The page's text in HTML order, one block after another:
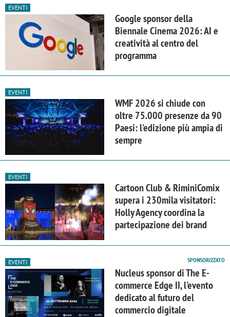
EVENTI
Google sponsor della
Biennale Cinema 2026: AI e
creatività al centro del
programma
EVENTI
WMF 2026 si chiude con
oltre 75.000 presenze da 90
Paesi: l'edizione più ampia di
sempre
EVENTI
Cartoon Club & RiminiComix
supera i 230mila visitatori:
Holly Agency coordina la
partecipazione dei brand
EVENTI SPONSORIZZATO
Nucleus sponsor di The E-
commerce Edge II, l'evento
dedicato al futuro del
commercio digitale